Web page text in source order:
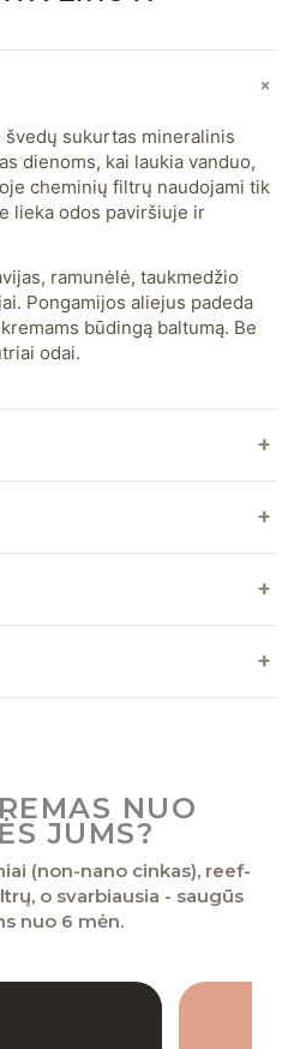
sukurtas mineralinis
dienoms, kai laukia vanduo,
cheminių filtrų naudojami tik
lieka odos paviršiuje ir
ramunėlė, taukmedžio
Pongamijos aliejus padeda
būdingą baltumą. Be
odai.
NUO
JUMS?
(non-nano cinkas), reef-
o svarbiausia - saugūs
nuo 6 mėn.